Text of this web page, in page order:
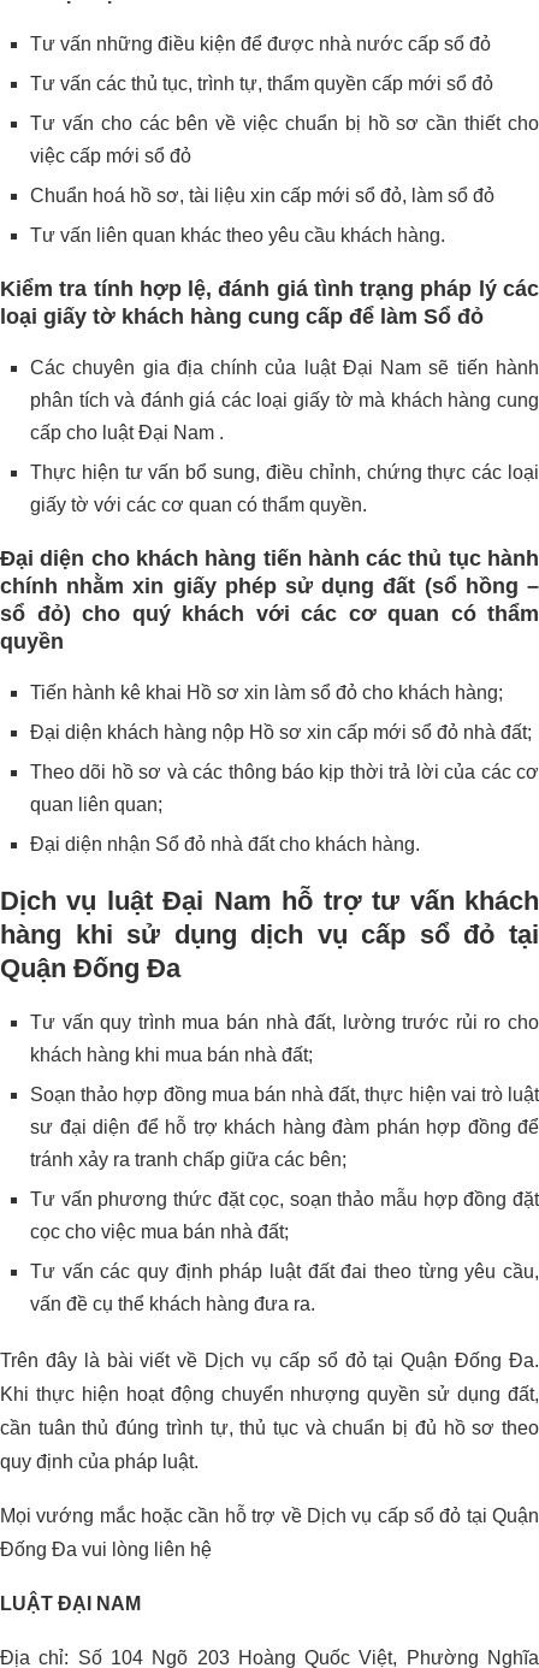
Tư vấn những điều kiện để được nhà nước cấp sổ đỏ
Tư vấn các thủ tục, trình tự, thẩm quyền cấp mới sổ đỏ
Tư vấn cho các bên về việc chuẩn bị hồ sơ cần thiết cho
việc cấp mới sổ đỏ
Chuẩn hoá hồ sơ, tài liệu xin cấp mới sổ đỏ, làm sổ đỏ
Tư vấn liên quan khác theo yêu cầu khách hàng.
Kiểm tra tính hợp lệ, đánh giá tình trạng pháp lý các
loại giấy tờ khách hàng cung cấp để làm Sổ đỏ
Các chuyên gia địa chính của luật Đại Nam sẽ tiến hành
phân tích và đánh giá các loại giấy tờ mà khách hàng cung
cấp cho luật Đại Nam .
Thực hiện tư vấn bổ sung, điều chỉnh, chứng thực các loại
giấy tờ với các cơ quan có thẩm quyền.
Đại diện cho khách hàng tiến hành các thủ tục hành
chính nhằm xin giấy phép sử dụng đất (sổ hồng –
sổ đỏ) cho quý khách với các cơ quan có thẩm
quyền
Tiến hành kê khai Hồ sơ xin làm sổ đỏ cho khách hàng;
Đại diện khách hàng nộp Hồ sơ xin cấp mới sổ đỏ nhà đất;
Theo dõi hồ sơ và các thông báo kịp thời trả lời của các cơ
quan liên quan;
Đại diện nhận Sổ đỏ nhà đất cho khách hàng.
Dịch vụ luật Đại Nam hỗ trợ tư vấn khách
hàng khi sử dụng dịch vụ cấp sổ đỏ tại
Quận Đống Đa
Tư vấn quy trình mua bán nhà đất, lường trước rủi ro cho
khách hàng khi mua bán nhà đất;
Soạn thảo hợp đồng mua bán nhà đất, thực hiện vai trò luật
sư đại diện để hỗ trợ khách hàng đàm phán hợp đồng để
tránh xảy ra tranh chấp giữa các bên;
Tư vấn phương thức đặt cọc, soạn thảo mẫu hợp đồng đặt
cọc cho việc mua bán nhà đất;
Tư vấn các quy định pháp luật đất đai theo từng yêu cầu,
vấn đề cụ thể khách hàng đưa ra.
Trên đây là bài viết về Dịch vụ cấp sổ đỏ tại Quận Đống Đa.
Khi thực hiện hoạt động chuyển nhượng quyền sử dụng đất,
cần tuân thủ đúng trình tự, thủ tục và chuẩn bị đủ hồ sơ theo
quy định của pháp luật.
Mọi vướng mắc hoặc cần hỗ trợ về Dịch vụ cấp sổ đỏ tại Quận
Đống Đa vui lòng liên hệ
LUẬT ĐẠI NAM
Địa chỉ: Số 104 Ngõ 203 Hoàng Quốc Việt, Phường Nghĩa